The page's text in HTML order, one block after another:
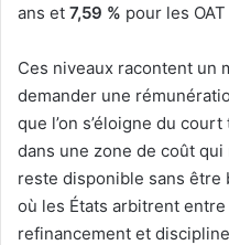
ans et 7,59 % pour les
Ces niveaux racontent un
demander une
que l’on s’éloigne du
dans une zone de coût qui
reste disponible sans être
où les États arbitrent
refinancement et